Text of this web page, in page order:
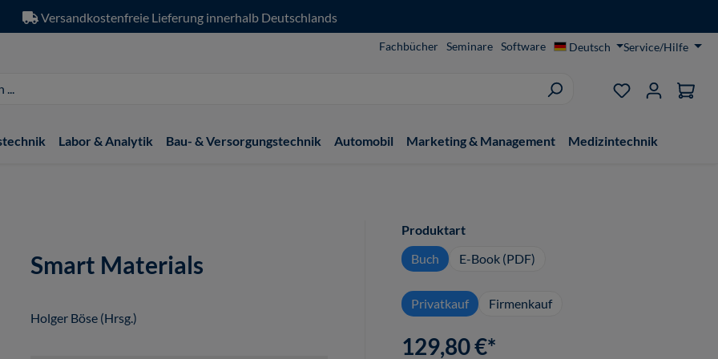
Versandkostenfreie Lieferung innerhalb Deutschlands
Fachbücher Seminare Software Deutsch Service/Hilfe
Du hast 0
Labor & Analytik Bau- & Versorgungstechnik Automobil Marketing & Management Medizintechnik
Smart Materials
Holger Böse (Hrsg.)
Produktartauswählen
Buch
E-Book (PDF)
Privatkauf Firmenkauf
129,80 €*